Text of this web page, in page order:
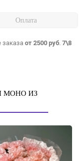
Оплата
от 2500 руб.7\8
МОНО ИЗ